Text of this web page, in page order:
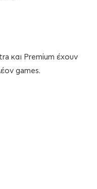
και Premium έχουν
games.